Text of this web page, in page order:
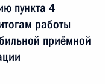
пункта 4
работы
приёмной